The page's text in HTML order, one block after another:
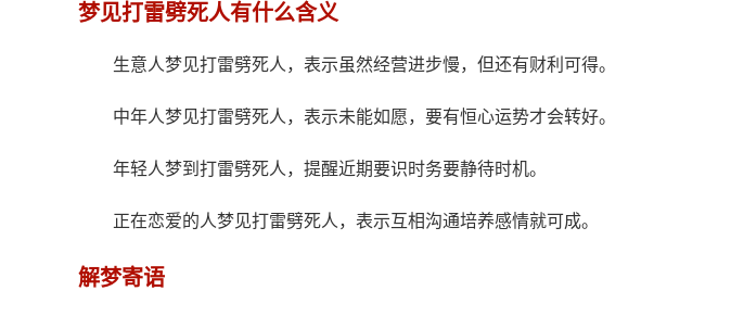
梦见打雷劈死人有什么含义
生意人梦见打雷劈死人，表示虽然经营进步慢，但还有财利可得。
中年人梦见打雷劈死人，表示未能如愿，要有恒心运势才会转好。
年轻人梦到打雷劈死人，提醒近期要识时务要静待时机。
正在恋爱的人梦见打雷劈死人，表示互相沟通培养感情就可成。
解梦寄语